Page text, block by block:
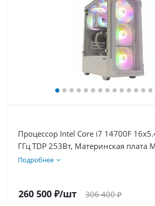
Процессор Intel Core i7 14700F
ГГц TDP 253Вт, Материнская плата
BOMBER WIFI D5, Видеокарта RTX
Подробнее
260 500 ₽/шт 306 400₽